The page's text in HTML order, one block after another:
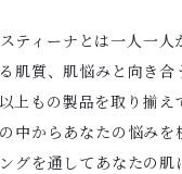
ティーナとは一人一人
肌質、肌悩みと向き合
上もの製品を取り揃え
中からあなたの悩みを
グを通してあなたの肌